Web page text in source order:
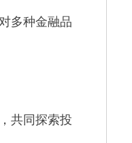
多种金融品
共同探索投